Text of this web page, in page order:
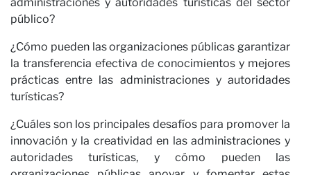
público?
¿Cómo pueden las organizaciones públicas garantizar
la transferencia efectiva de conocimientos y mejores
prácticas entre las administraciones y autoridades
turísticas?
¿Cuáles son los principales desafíos para promover la
innovación y la creatividad en las administraciones y
autoridades turísticas, y cómo pueden las